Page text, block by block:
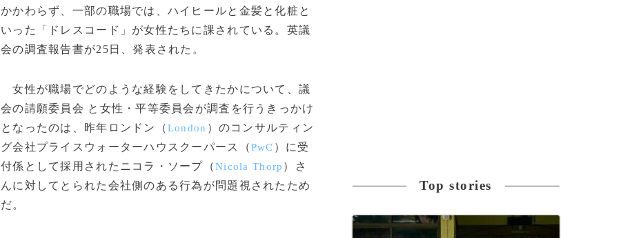
かかわらず、一部の職場では、ハイヒールと金髪と化粧と
いった「ドレスコード」が女性たちに課されている。英議
会の調査報告書が25日、発表された。
女性が職場でどのような経験をしてきたかについて、議
会の請願委員会 と女性・平等委員会が調査を行うきっかけ
となったのは、昨年ロンドン（London ）のコンサルティン
グ会社プライスウォーターハウスクーパース（PwC ）に受
付係として採用されたニコラ・ソープ（Nicola Thorp ）さ
んに対してとられた会社側のある行為が問題視されたため
だ。
Top stories